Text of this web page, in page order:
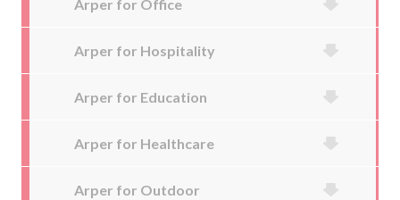
Arper for Office
Arper for Hospitality
Arper for Education
Arper for Healthcare
Arper for Outdoor